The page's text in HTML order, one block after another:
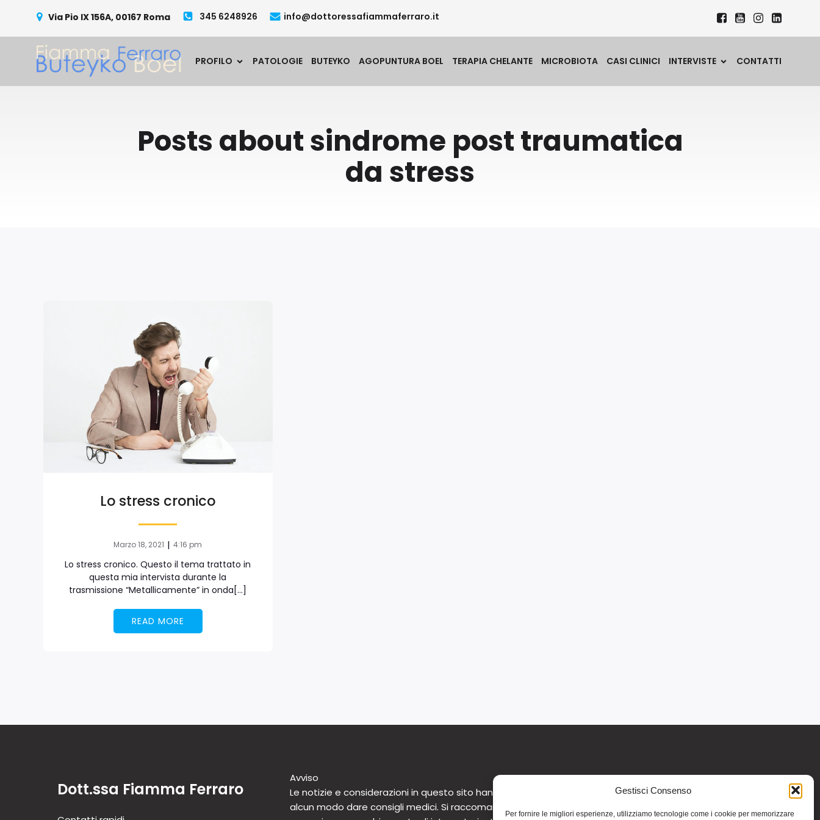
Gestisci Consenso
Per fornire le migliori esperienze, utilizziamo tecnologie come i cookie per memorizzare
Via Pio IX 156A, 00167 Roma 345 6248926 info@dottoressafiammaferraro.it
PROFILO PATOLOGIE BUTEYKO AGOPUNTURA BOEL TERAPIA CHELANTE MICROBIOTA CASI CLINICI INTERVISTE CONTATTI
Posts about sindrome post traumatica
da stress
Lo stress cronico
Marzo 18, 2021 | 4:16 pm
Lo stress cronico. Questo il tema trattato in
questa mia intervista durante la
trasmissione “Metallicamente” in onda[…]
READ MORE
Dott.ssa Fiamma Ferraro
Avviso
Le notizie e considerazioni in questo sito hanno carattere informativo generale e non intendono in
alcun modo dare consigli medici. Si raccomanda di non intraprendere o interrompere alcuna terapia o